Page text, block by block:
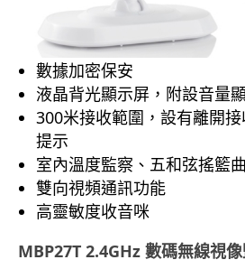
數據加密保安
液晶背光顯示屏，附設音量
300米接收範圍，設有離開
提示
室內溫度監察、五和弦搖籃
雙向視頻通訊功能
高靈敏度收音咪
MBP27T 2.4GHz 數碼無線視